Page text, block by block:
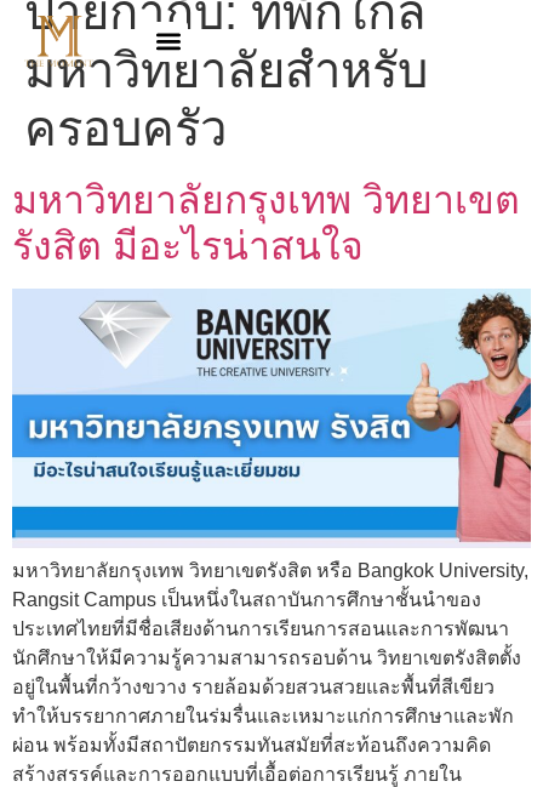
ป้ายกำกับ: ที่พักใกล้
มหาวิทยาลัยสำหรับ
ครอบครัว
มหาวิทยาลัยกรุงเทพ วิทยาเขต
รังสิต มีอะไรน่าสนใจ
มหาวิทยาลัยกรุงเทพ วิทยาเขตรังสิต หรือ Bangkok University,
Rangsit Campus เป็นหนึ่งในสถาบันการศึกษาชั้นนำของ
ประเทศไทยที่มีชื่อเสียงด้านการเรียนการสอนและการพัฒนา
นักศึกษาให้มีความรู้ความสามารถรอบด้าน วิทยาเขตรังสิตตั้ง
อยู่ในพื้นที่กว้างขวาง รายล้อมด้วยสวนสวยและพื้นที่สีเขียว
ทำให้บรรยากาศภายในร่มรื่นและเหมาะแก่การศึกษาและพัก
ผ่อน พร้อมทั้งมีสถาปัตยกรรมทันสมัยที่สะท้อนถึงความคิด
สร้างสรรค์และการออกแบบที่เอื้อต่อการเรียนรู้ ภายใน